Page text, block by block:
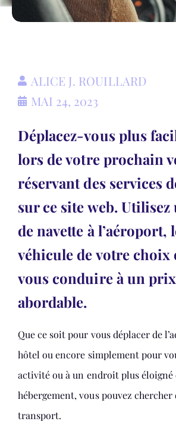
ALICE J. ROUILLARD
MAI 24, 2023
Déplacez-vous plus
lors de votre prochain
réservant des services
sur ce site web.
de navette à l’aéroport,
véhicule de votre choix
vous conduire à un prix
abordable.
Que ce soit pour vous déplacer de
hôtel ou encore simplement pour
activité ou à un endroit plus éloigné
hébergement, vous pouvez chercher
transport.